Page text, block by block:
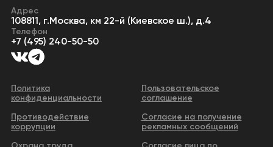
Новости
События
Сервисы
Видео
Бизнес-парк
Предметы интерьера
Освещение
Кухонная мебель
Двери
Все категории
Адрес
108811, г.Москва, км 22-й (Киевское ш.), д.4
Телефон
+7 (495) 240-50-50
Политика
конфиденциальности
Пользовательское
соглашение
Противодействие
коррупции
Согласие на получение
рекламных сообщений